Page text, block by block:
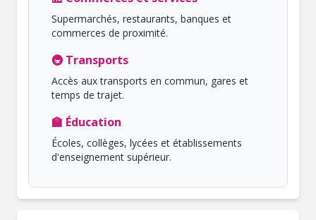
Supermarchés, restaurants, banques et
commerces de proximité.
🚇 Transports
Accès aux transports en commun, gares et
temps de trajet.
🏫 Éducation
Écoles, collèges, lycées et établissements
d'enseignement supérieur.